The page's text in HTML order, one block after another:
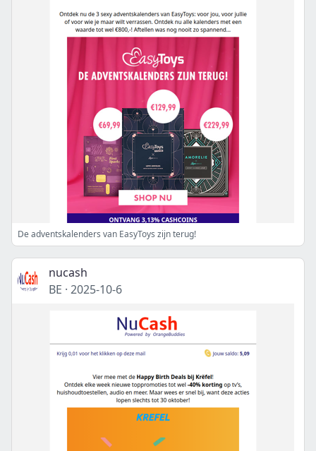
De adventskalenders van EasyToys zijn terug!
nucash
BE · 2025-10-6